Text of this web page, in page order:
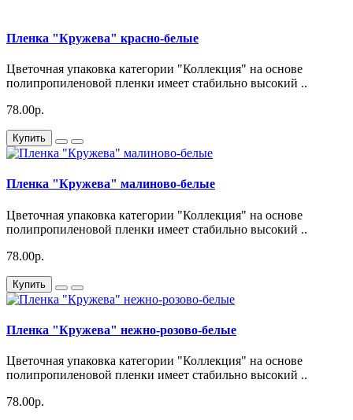
Пленка "Кружева" красно-белые
Цветочная упаковка категории "Коллекция" на основе
полипропиленовой пленки имеет стабильно высокий ..
78.00р.
Купить
Пленка "Кружева" малиново-белые
Цветочная упаковка категории "Коллекция" на основе
полипропиленовой пленки имеет стабильно высокий ..
78.00р.
Купить
Пленка "Кружева" нежно-розово-белые
Цветочная упаковка категории "Коллекция" на основе
полипропиленовой пленки имеет стабильно высокий ..
78.00р.